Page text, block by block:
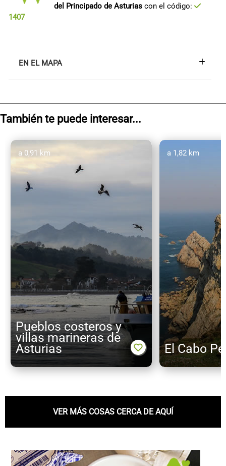
del Principado de Asturias con el código:
1407
EN EL MAPA
También te puede interesar...
Pueblos costeros y
villas marineras de
Asturias
a 0,91 km
El Cabo
a 1,82 km
VER MÁS COSAS CERCA DE AQUÍ